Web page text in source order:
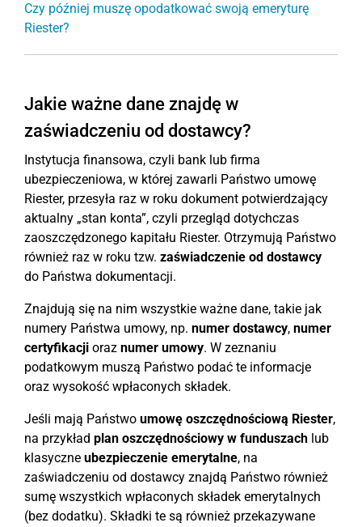
Czy później muszę opodatkować swoją emeryturę
Riester?
Jakie ważne dane znajdę w
zaświadczeniu od dostawcy?
Instytucja finansowa, czyli bank lub firma
ubezpieczeniowa, w której zawarli Państwo umowę
Riester, przesyła raz w roku dokument potwierdzający
aktualny „stan konta”, czyli przegląd dotychczas
zaoszczędzonego kapitału Riester. Otrzymują Państwo
również raz w roku tzw. zaświadczenie od dostawcy
do Państwa dokumentacji.
Znajdują się na nim wszystkie ważne dane, takie jak
numery Państwa umowy, np. numer dostawcy, numer
certyfikacji oraz numer umowy. W zeznaniu
podatkowym muszą Państwo podać te informacje
oraz wysokość wpłaconych składek.
Jeśli mają Państwo umowę oszczędnościową Riester,
na przykład plan oszczędnościowy w funduszach lub
klasyczne ubezpieczenie emerytalne, na
zaświadczeniu od dostawcy znajdą Państwo również
sumę wszystkich wpłaconych składek emerytalnych
(bez dodatku). Składki te są również przekazywane